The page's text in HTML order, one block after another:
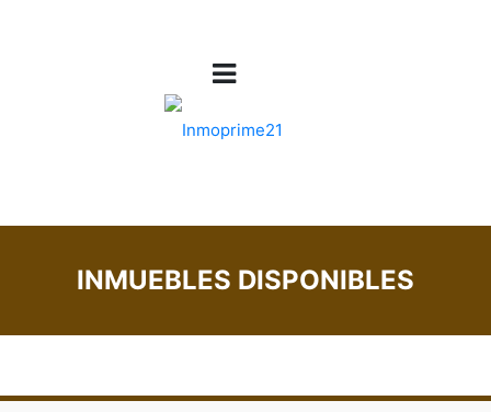
INMUEBLES DISPONIBLES